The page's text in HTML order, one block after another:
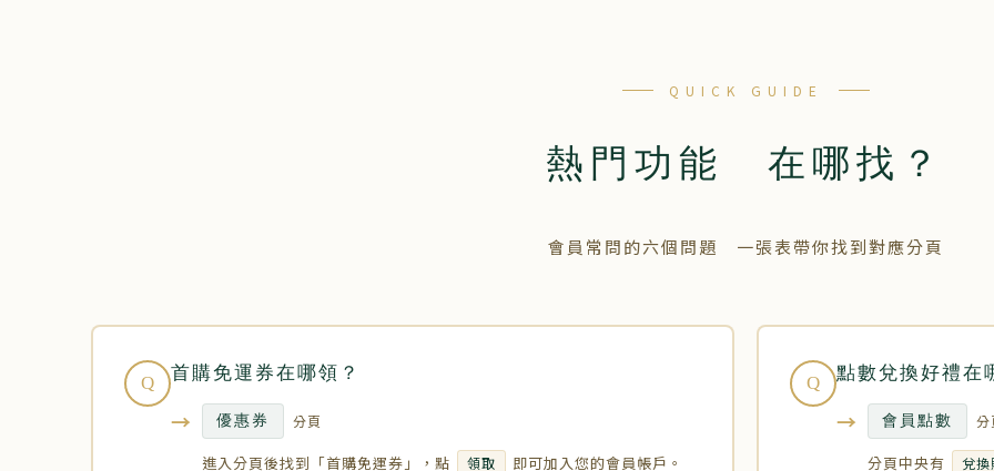
QUICK GUIDE
熱門功能 在哪找？
會員常問的六個問題 一張表帶你找到對應分頁
Q 首購免運券在哪領？
→ 優惠券 分頁
進入分頁後找到「首購免運券」，點 領取 即可加入您的會員帳戶。
Q 點數兌換好禮在
→ 會員點數 分
分頁中央有 兌換